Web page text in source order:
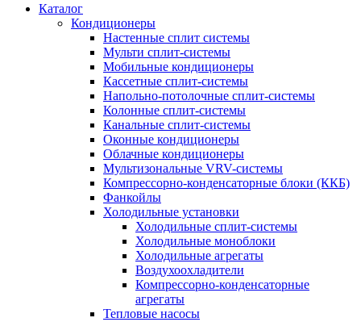
Каталог
Кондиционеры
Настенные сплит системы
Мульти сплит-системы
Мобильные кондиционеры
Кассетные сплит-системы
Напольно-потолочные сплит-системы
Колонные сплит-системы
Канальные сплит-системы
Оконные кондиционеры
Облачные кондиционеры
Мультизональные VRV-системы
Компрессорно-конденсаторные блоки (ККБ)
Фанкойлы
Холодильные установки
Холодильные сплит-системы
Холодильные моноблоки
Холодильные агрегаты
Воздухоохладители
Компрессорно-конденсаторные
агрегаты
Тепловые насосы